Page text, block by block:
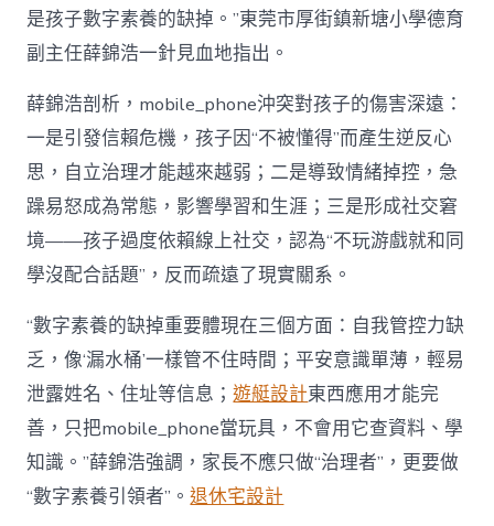
是孩子數字素養的缺掉。”東莞市厚街鎮新塘小學德育
副主任薛錦浩一針見血地指出。
薛錦浩剖析，mobile_phone沖突對孩子的傷害深遠：
一是引發信賴危機，孩子因“不被懂得”而產生逆反心
思，自立治理才能越來越弱；二是導致情緒掉控，急
躁易怒成為常態，影響學習和生涯；三是形成社交窘
境——孩子過度依賴線上社交，認為“不玩游戲就和同
學沒配合話題”，反而疏遠了現實關系。
“數字素養的缺掉重要體現在三個方面：自我管控力缺
乏，像‘漏水桶’一樣管不住時間；平安意識單薄，輕易
泄露姓名、住址等信息；遊艇設計東西應用才能完
善，只把mobile_phone當玩具，不會用它查資料、學
知識。”薛錦浩強調，家長不應只做“治理者”，更要做
“數字素養引領者”。退休宅設計